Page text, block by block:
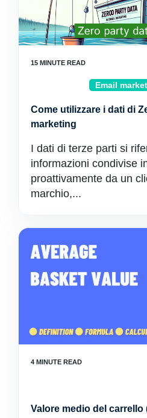
Email
Come utilizzare i dati di
marketing
I dati di terze parti si
informazioni condivise
proattivamente da un
marchio,...
Valore medio del carrello